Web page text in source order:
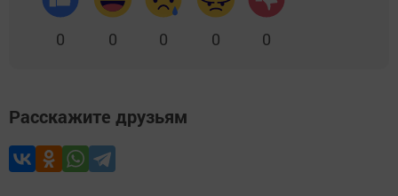
0 0 0 0 0
Расскажите друзьям